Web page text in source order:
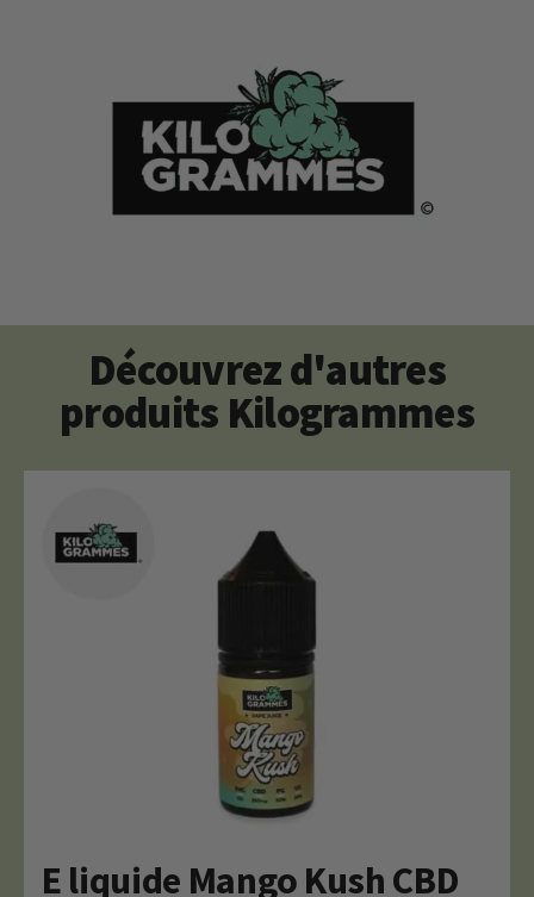
Découvrez d'autres
produits Kilogrammes
E liquide Mango Kush CBD